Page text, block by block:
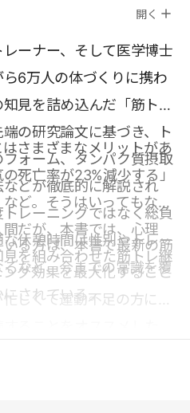
開く
ーナー、そして医学博士
6万人の体づくりに携わ
見を詰め込んだ「筋トレ
の研究論文に基づき、ト
ォーム、タンパク質摂取
どが徹底的に解説され
レーニングではなく総負
休憩時間は性別やトレー
など、今までの常識を覆
されている。
さまざまなメリットがあ
死亡率が23%減少する」
ど。そうはいってもなか
だが、本書では、心理
を組み合わせた筋トレ継
る方は、本書で最新の筋
グ効果を最大化すること
しくて運動不足の方に
し、不安を払拭して笑顔